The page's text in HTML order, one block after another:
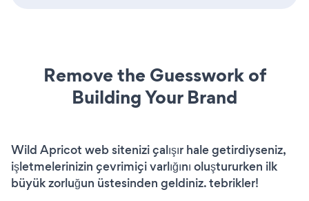
Remove the Guesswork of
Building Your Brand
Wild Apricot web sitenizi çalışır hale getirdiyseniz,
işletmelerinizin çevrimiçi varlığını oluştururken ilk
büyük zorluğun üstesinden geldiniz. tebrikler!